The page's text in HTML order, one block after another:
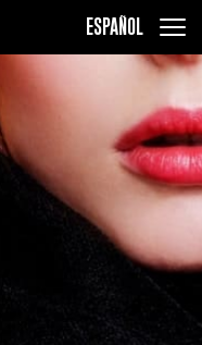
ESPAÑOL